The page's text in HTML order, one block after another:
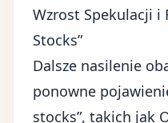
Wzrost Spekulacji i
Stocks”
Dalsze nasilenie
ponowne
stocks”, takich jak